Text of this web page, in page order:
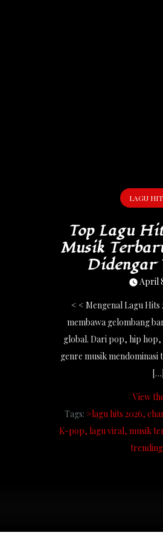
LAGU
Top Lagu
Musik
Didengar
April
< < Mengenal Lagu Hits
membawa gelombang
global. Dari pop, hip
genre musik
[…]
View
Tags: >lagu hits 2026
K-pop lagu viral musik